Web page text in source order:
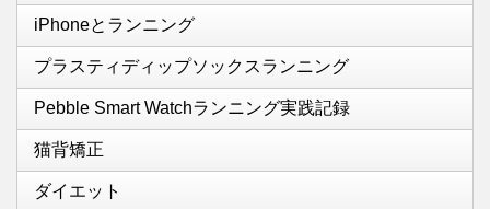
iPhoneとランニング
プラスティディップソックスランニング
Pebble Smart Watchランニング実践記録
猫背矯正
ダイエット